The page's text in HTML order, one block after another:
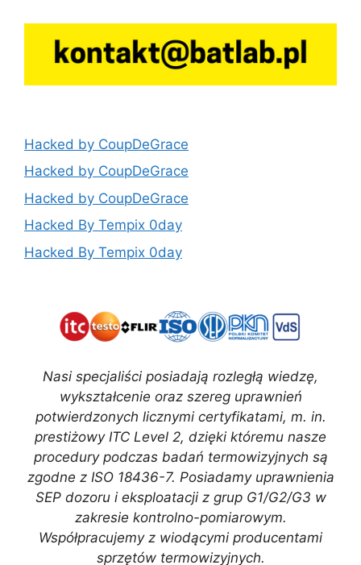
Hacked by CoupDeGrace
Hacked by CoupDeGrace
Hacked by CoupDeGrace
Hacked By Tempix 0day
Hacked By Tempix 0day
Nasi specjaliści posiadają rozległą wiedzę,
wykształcenie oraz szereg uprawnień
potwierdzonych licznymi certyfikatami, m. in.
prestiżowy ITC Level 2, dzięki któremu nasze
procedury podczas badań termowizyjnych są
zgodne z ISO 18436-7. Posiadamy uprawnienia
SEP dozoru i eksploatacji z grup G1/G2/G3 w
zakresie kontrolno-pomiarowym.
Współpracujemy z wiodącymi producentami
sprzętów termowizyjnych.